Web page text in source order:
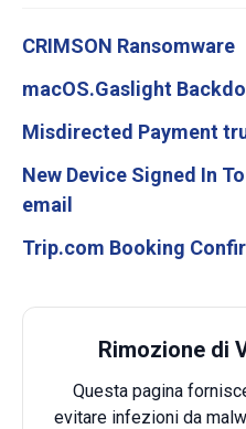
CRIMSON Ransomware
macOS.Gaslight
Misdirected Payment
New Device Signed In
email
Trip.com Booking
Rimozione di
Questa pagina
evitare infezioni da